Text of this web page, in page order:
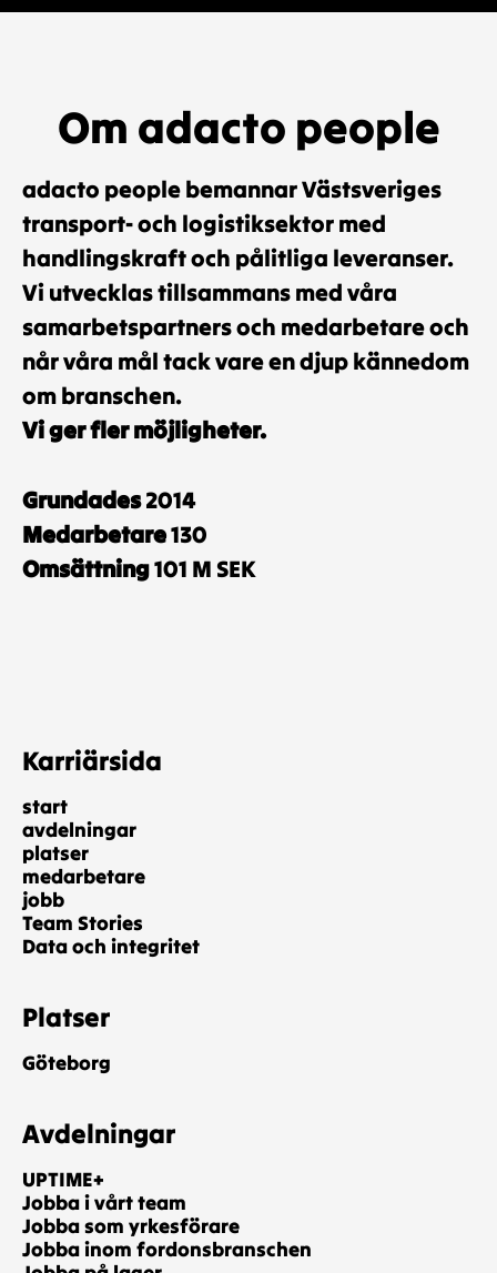
Om adacto people
adacto people bemannar Västsveriges
transport- och logistiksektor med
handlingskraft och pålitliga leveranser.
Vi utvecklas tillsammans med våra
samarbetspartners och medarbetare och
når våra mål tack vare en djup kännedom
om branschen.
Vi ger fler möjligheter.
Grundades2014
Medarbetare130
Omsättning101 M SEK
Karriärsida
start
avdelningar
platser
medarbetare
jobb
Team Stories
Data och integritet
Platser
Göteborg
Avdelningar
UPTIME+
Jobba i vårt team
Jobba som yrkesförare
Jobba inom fordonsbranschen